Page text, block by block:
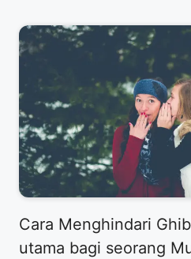
​Cara Menghindari
utama bagi seorang